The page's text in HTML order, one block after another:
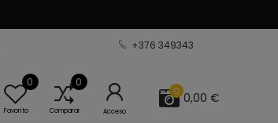
+376 349343
0
Favorito
0
Comparar Acceso
0 0,00 €